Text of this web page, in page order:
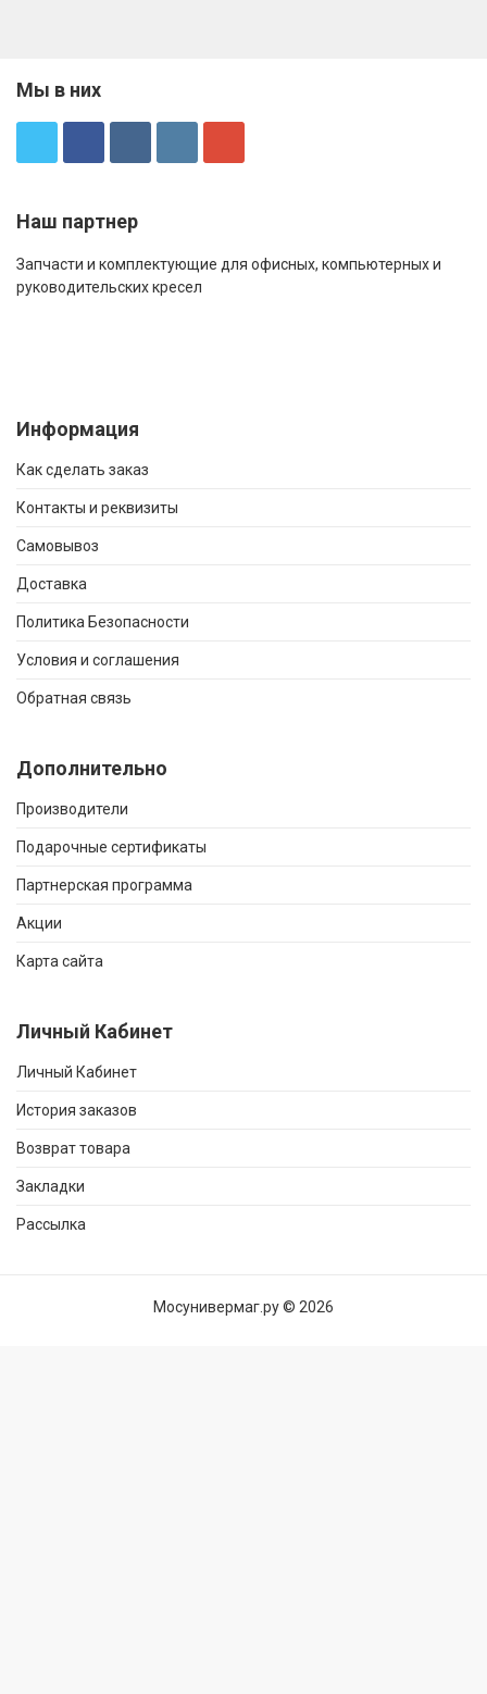
Мы в них
Наш партнер
Запчасти и комплектующие для офисных, компьютерных и
руководительских кресел
Информация
Как сделать заказ
Контакты и реквизиты
Самовывоз
Доставка
Политика Безопасности
Условия и соглашения
Обратная связь
Дополнительно
Производители
Подарочные сертификаты
Партнерская программа
Акции
Карта сайта
Личный Кабинет
Личный Кабинет
История заказов
Возврат товара
Закладки
Рассылка
Мосунивермаг.ру © 2026